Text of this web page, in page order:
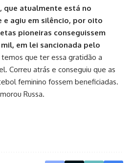
que atualmente está no
e agiu em silêncio, por oito
pioneiras conseguissem
em lei sancionada pelo
temos que ter essa gratidão a
Correu atrás e conseguiu que as
feminino fossem beneficiadas.
Russa.